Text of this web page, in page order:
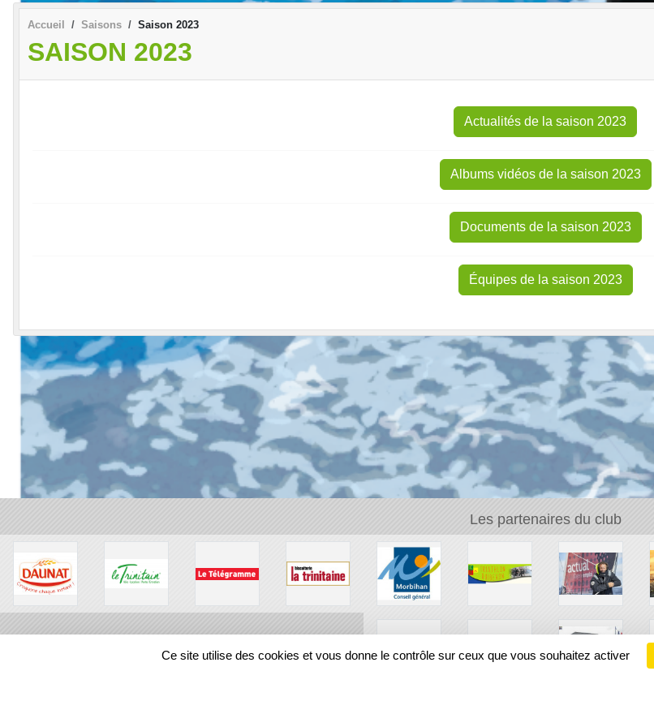
Accueil Saisons Saison 2023
SAISON 2023
Actualités de la saison 2023
Albums vidéos de la saison 2023
Documents de la saison 2023
Équipes de la saison 2023
Les partenaires du club
Ce site utilise des cookies et vous donne le contrôle sur ceux que vous souhaitez activer